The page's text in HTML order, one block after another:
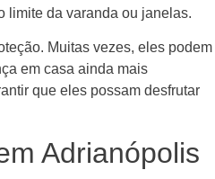
limite da varanda ou janelas.
Muitas vezes, eles podem
em casa ainda mais
que eles possam desfrutar
Adrianópolis